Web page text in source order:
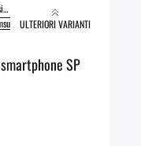
Disponibile nelle seguenti versioni:
Galaxy S24 Ultra
ULTERIORI VARIANTI
SP